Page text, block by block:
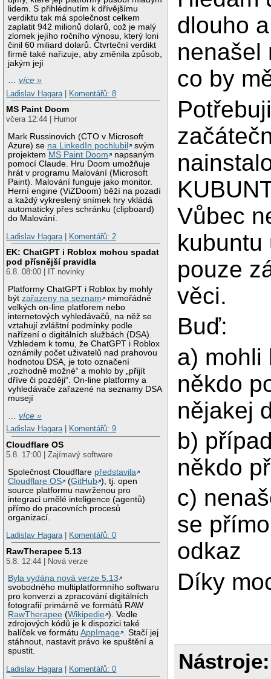
lidem. S přihlédnutím k dřívějšímu
verdiktu tak má společnost celkem
zaplatit 942 milionů dolarů, což je malý
zlomek jejího ročního výnosu, který loni
činil 60 miliard dolarů. Čtvrteční verdikt
firmě také nařizuje, aby změnila způsob,
jakým její
…více »
Ladislav Hagara
Komentářů: 8
MS Paint Doom
včera 12:44 | Humor
Mark Russinovich (CTO v Microsoft
Azure) se na LinkedIn pochlubil
svým
projektem MS Paint Doom
napsaným
pomocí Claude. Hru Doom umožňuje
hrát v programu Malování (Microsoft
Paint). Malování funguje jako monitor.
Herní engine (ViZDoom) běží na pozadí
a každý vykreslený snímek hry vkládá
automaticky přes schránku (clipboard)
do Malování.
Ladislav Hagara
Komentářů: 2
EK: ChatGPT i Roblox mohou spadat
pod přísnější pravidla
6.8. 08:00 | IT novinky
Platformy ChatGPT i Roblox by mohly
býtzařazeny na seznam
mimořádně
velkých on-line platforem nebo
internetových vyhledávačů, na něž se
vztahují zvláštní podmínky podle
nařízení o digitálních službách (DSA).
Vzhledem k tomu, že ChatGPT i Roblox
oznámily počet uživatelů nad prahovou
hodnotou DSA, je toto označení
„rozhodně možné“ a mohlo by „přijít
dříve či později“. On-line platformy a
vyhledávače zařazené na seznamy DSA
musejí
…více »
Ladislav Hagara| Komentářů: 9
Cloudflare OS
5.8. 17:00 | Zajímavý software
Společnost Cloudflare představila
Cloudflare OS
(GitHub ), tj. open
source platformu navrženou pro
integraci umělé inteligence (agentů)
přímo do pracovních procesů
organizací.
Ladislav Hagara| Komentářů: 0
RawTherapee 5.13
5.8. 12:44 | Nová verze
Byla vydána nová verze 5.13
svobodného multiplatformního softwaru
pro konverzi a zpracování digitálních
fotografií primárně ve formátů RAW
RawTherapee (Wikipedie ). Vedle
zdrojových kódů je k dispozici také
balíček ve formátuAppImage . Stačí jej
stáhnout, nastavit právo ke spuštění a
spustit.
Ladislav Hagara| Komentářů: 0
dlouho
nenašel
co by
Vůbec
kubuntu
pouze
věci.
Buď:
a) mohli
někdo
nějakej
b)
někdo
c)
se
odkaz
Díky
Nástroje: